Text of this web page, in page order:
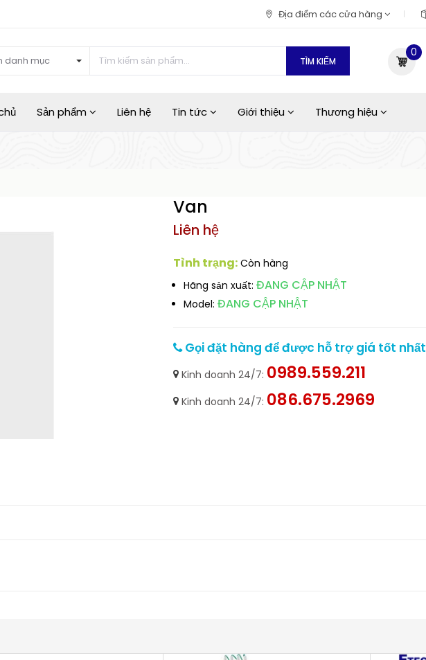
Địa điểm các cửa hàng
danh mục TÌM KIẾM
0
Sản phẩm Liên hệ Tin tức Giới thiệu Thương hiệu
Van
Liên hệ
Tình trạng: Còn hàng
Hãng sản xuất: ĐANG CẬP NHẬT
Model: ĐANG CẬP NHẬT
Gọi đặt hàng để được hỗ trợ giá tốt nhất
Kinh doanh 24/7: 0989.559.211
Kinh doanh 24/7: 086.675.2969